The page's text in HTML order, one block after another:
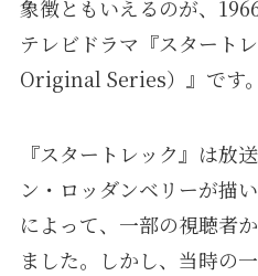
象徴ともいえるのが、
テレビドラマ『スタート
Original Series）』です。
『スタートレック』は放
ン・ロッダンベリーが描
によって、一部の視聴者
ました。しかし、当時の